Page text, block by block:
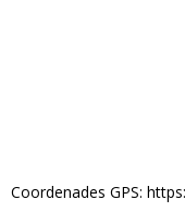
Coordenades GPS: